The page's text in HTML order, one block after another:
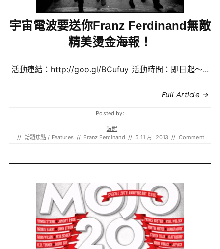
宇宙電波要送你Franz Ferdinand無敵
精美燙金海報！
活動連結：http://goo.gl/BCufuy 活動時間：即日起～...
Full Article →
Posted by:
波妮
// 話題焦點 / Features // Franz Ferdinand // 5 11 月, 2013 // Comment